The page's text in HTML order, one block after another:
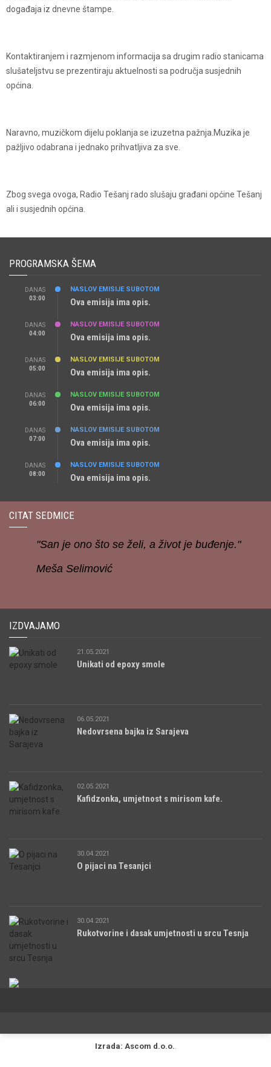
događaja iz dnevne štampe.
Kontaktiranjem i razmjenom informacija sa drugim radio stanicama
slušateljstvu se prezentiraju aktuelnosti sa područja susjednih
općina.
Naravno, muzičkom dijelu poklanja se izuzetna pažnja.Muzika je
pažljivo odabrana i jednako prihvatljiva za sve.
Zbog svega ovoga, Radio Tešanj rado slušaju građani općine Tešanj
ali i susjednih općina.
PROGRAMSKA ŠEMA
DANAS
03:00
NASLOV EMISIJE SUBOTOM
Ova emisija ima opis.
DANAS
04:00
NASLOV EMISIJE SUBOTOM
Ova emisija ima opis.
DANAS
05:00
NASLOV EMISIJE SUBOTOM
Ova emisija ima opis.
DANAS
06:00
NASLOV EMISIJE SUBOTOM
Ova emisija ima opis.
DANAS
07:00
NASLOV EMISIJE SUBOTOM
Ova emisija ima opis.
DANAS
08:00
NASLOV EMISIJE SUBOTOM
Ova emisija ima opis.
CITAT SEDMICE
"San je ono što se želi, a život je buđenje."
Meša Selimović
IZDVAJAMO
21.05.2021
Unikati od epoxy smole
06.05.2021
Nedovrsena bajka iz Sarajeva
02.05.2021
Kafidzonka, umjetnost s mirisom kafe.
30.04.2021
O pijaci na Tesanjci
30.04.2021
Rukotvorine i dasak umjetnosti u srcu Tesnja
Izrada: Ascom d.o.o..